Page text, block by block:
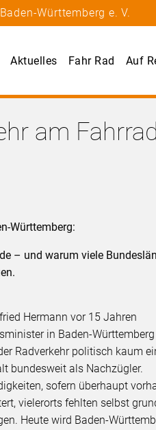
Württemberg e. V.
Aktuelles Fahr Rad Auf
am
Württemberg:
– und warum viele
Hermann vor 15 Jahren
in Baden-
Radverkehr politisch kaum
bundesweit als Nachzügler.
sofern überhaupt
vielerorts fehlten selbst
Heute wird Baden-